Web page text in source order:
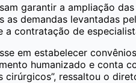
garantir a ampliação
demandas levantadas
a contratação de
em estabelecer
humanizado e conta
ressaltou o